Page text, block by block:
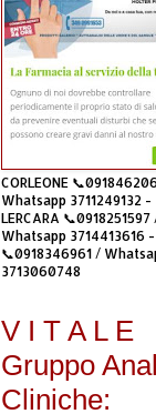
CORLEONE
Whatsapp 3711249132 -
LERCARA 📞0918251597
Whatsapp 3714413616 -
📞0918346961 /
3713060748
V I T A L E
Gruppo
Cliniche: